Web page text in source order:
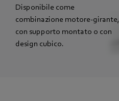
Disponibile come
combinazione motore-girante,
con supporto montato o con
design cubico.